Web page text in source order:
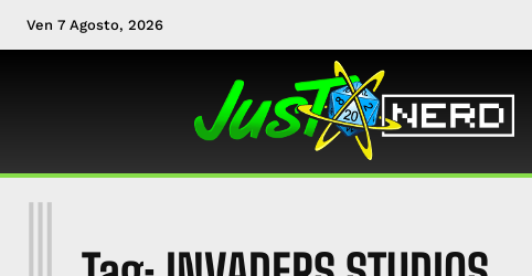
Ven 7 Agosto, 2026